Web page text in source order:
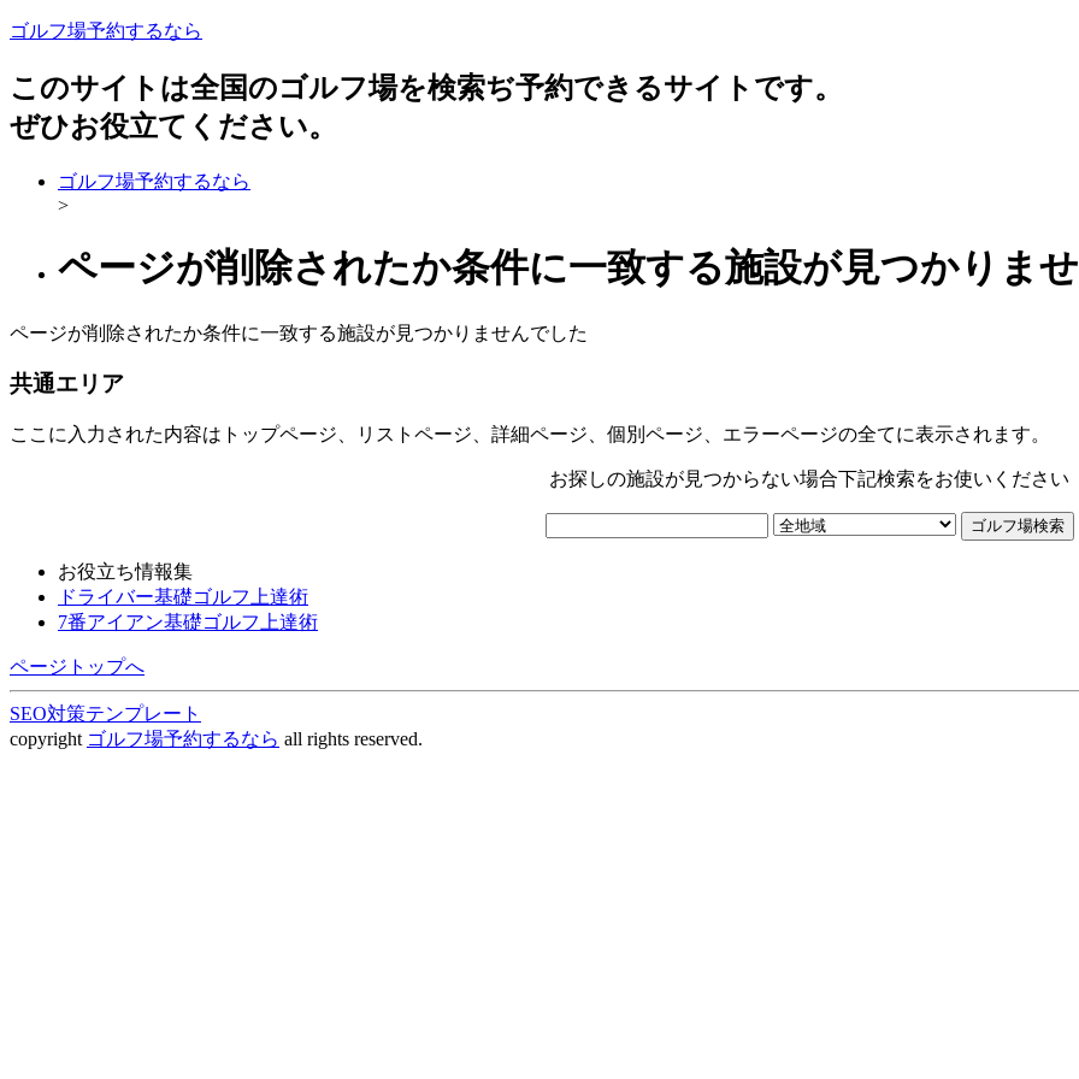
ゴルフ場予約するなら
このサイトは全国のゴルフ場を検索ぢ予約できるサイトです。
ぜひお役立てください。
ゴルフ場予約するなら
>
ページが削除されたか条件に一致する施設が見つかりま
ページが削除されたか条件に一致する施設が見つかりませんでした
共通エリア
ここに入力された内容はトップページ、リストページ、詳細ページ、個別ページ、エラーページの全てに表示されます。
お探しの施設が見つからない場合下記検索をお使いください
お役立ち情報集
ドライバー基礎ゴルフ上達術
7番アイアン基礎ゴルフ上達術
ページトップへ
SEO対策テンプレート
copyright ゴルフ場予約するなら all rights reserved.